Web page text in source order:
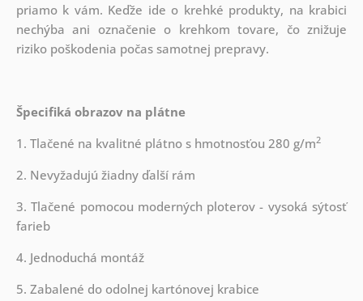
priamo k vám. Keďže ide o krehké produkty, na krabici
nechýba ani označenie o krehkom tovare, čo znižuje
riziko poškodenia počas samotnej prepravy.
Špecifiká obrazov na plátne
1. Tlačené na kvalitné plátno s hmotnosťou 280 g/m2
2. Nevyžadujú žiadny ďalší rám
3. Tlačené pomocou moderných ploterov - vysoká sýtosť
farieb
4. Jednoduchá montáž
5. Zabalené do odolnej kartónovej krabice